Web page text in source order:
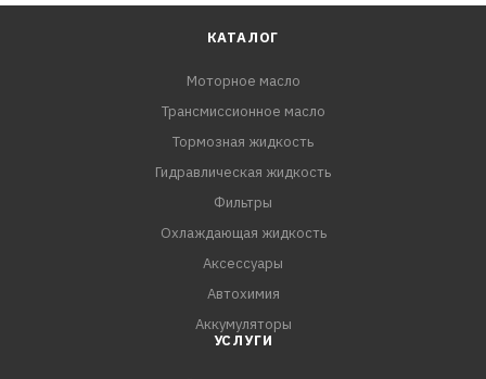
КАТАЛОГ
Моторное масло
Трансмиссионное масло
Тормозная жидкость
Гидравлическая жидкость
Фильтры
Охлаждающая жидкость
Аксессуары
Автохимия
Аккумуляторы
УСЛУГИ